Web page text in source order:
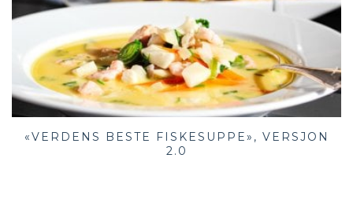
«VERDENS BESTE FISKESUPPE», VERSJON
2.0